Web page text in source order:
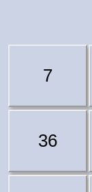
7
36